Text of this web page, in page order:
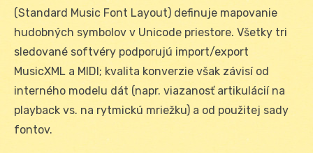
(Standard Music Font Layout) definuje mapovanie
hudobných symbolov v Unicode priestore. Všetky tri
sledované softvéry podporujú import/export
MusicXML a MIDI; kvalita konverzie však závisí od
interného modelu dát (napr. viazanosť artikulácií na
playback vs. na rytmickú mriežku) a od použitej sady
fontov.